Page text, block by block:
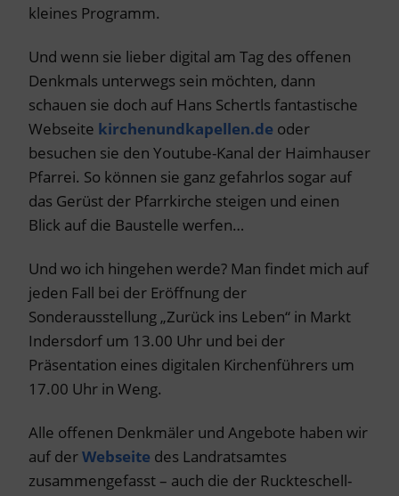
kleines Programm.
Und wenn sie lieber digital am Tag des offenen
Denkmals unterwegs sein möchten, dann
schauen sie doch auf Hans Schertls fantastische
Webseite kirchenundkapellen.de oder
besuchen sie den Youtube-Kanal der Haimhauser
Pfarrei. So können sie ganz gefahrlos sogar auf
das Gerüst der Pfarrkirche steigen und einen
Blick auf die Baustelle werfen…
Und wo ich hingehen werde? Man findet mich auf
jeden Fall bei der Eröffnung der
Sonderausstellung „Zurück ins Leben“ in Markt
Indersdorf um 13.00 Uhr und bei der
Präsentation eines digitalen Kirchenführers um
17.00 Uhr in Weng.
Alle offenen Denkmäler und Angebote haben wir
auf derWebseite des Landratsamtes
zusammengefasst – auch die der Ruckteschell-